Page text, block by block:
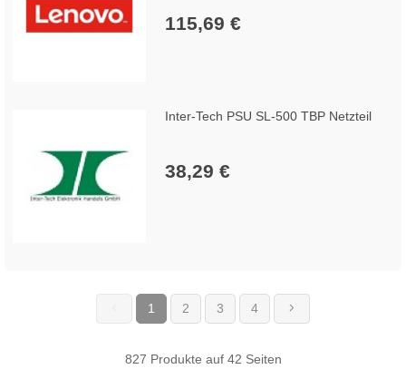
115,69 €
Inter-Tech PSU SL-500 TBP Netzteil
38,29 €
1 (current)
2 3 4
827 Produkte auf 42 Seiten